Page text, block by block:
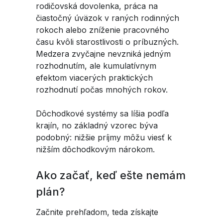
rodičovská dovolenka, práca na
čiastočný úväzok v raných rodinných
rokoch alebo zníženie pracovného
času kvôli starostlivosti o príbuzných.
Medzera zvyčajne nevzniká jedným
rozhodnutím, ale kumulatívnym
efektom viacerých praktických
rozhodnutí počas mnohých rokov.
Dôchodkové systémy sa líšia podľa
krajín, no základný vzorec býva
podobný: nižšie príjmy môžu viesť k
nižším dôchodkovým nárokom.
Ako začať, keď ešte nemám
plán?
Začnite prehľadom, teda získajte